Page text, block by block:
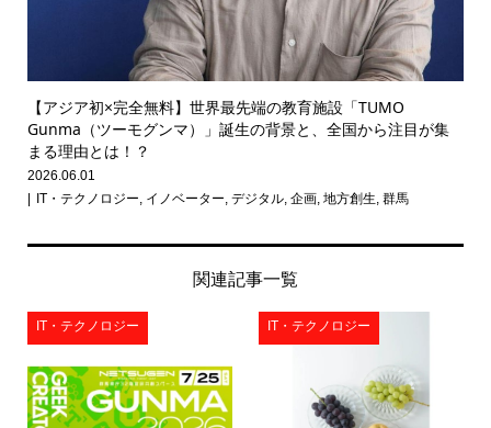
【アジア初×完全無料】世界最先端の教育施設「TUMO
Gunma（ツーモグンマ）」誕生の背景と、全国から注目が集
まる理由とは！？
2026.06.01
IT・テクノロジー, イノベーター, デジタル, 企画, 地方創生, 群馬
関連記事一覧
IT・テクノロジー IT・テクノロジー